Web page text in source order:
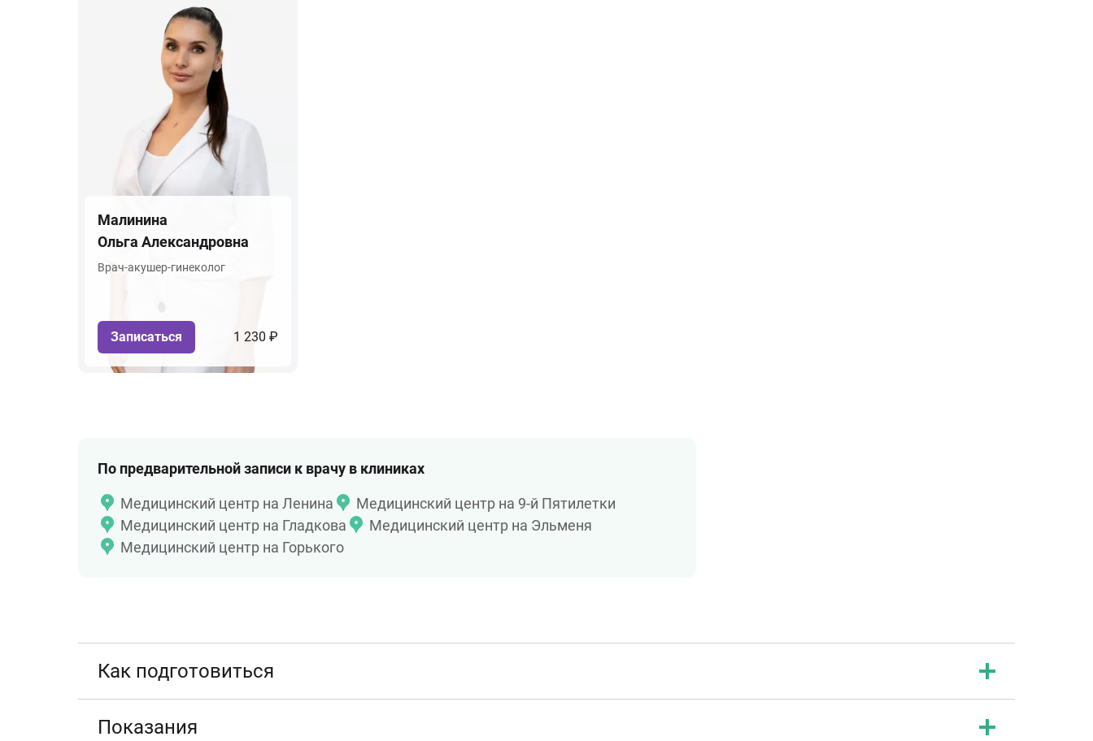
Малинина
Ольга Александровна
Врач-акушер-гинеколог
Записаться 1 230 ₽
По предварительной записи к врачу в клиниках
Медицинский центр на Ленина
Медицинский центр на 9-й Пятилетки
Медицинский центр на Гладкова
Медицинский центр на Эльменя
Медицинский центр на Горького
Как подготовиться
Показания